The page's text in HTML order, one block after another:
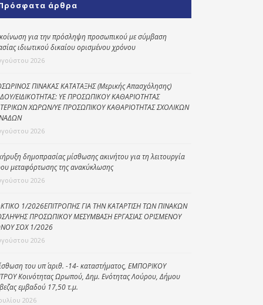
Kοινωνικό
φαρμακείο
Πρόγραμμα
“Βοήθεια στο σπίτι”
Κέντρο Ημερήσιας
Φροντίδας
άρθρα
για την πρόσληψη προσωπικού με σύμβαση
ιδιωτικού δικαίου ορισμένου χρόνου
2026
ΠΙΝΑΚΑΣ ΚΑΤΑΤΑΞΗΣ (Μερικής Απασχόλησης)
ΕΙΔΙΚΟΤΗΤΑΣ: ΥΕ ΠΡΟΣΩΠΙΚΟΥ ΚΑΘΑΡΙΟΤΗΤΑΣ
ΧΩΡΩΝ/ΥΕ ΠΡΟΣΩΠΙΚΟΥ ΚΑΘΑΡΙΟΤΗΤΑΣ ΣΧΟΛΙΚΩΝ
2026
δημοπρασίας μίσθωσης ακινήτου για τη λειτουργία
μεταφόρτωσης της ανακύκλωσης
2026
1/2026ΕΠΙΤΡΟΠΗΣ ΓΙΑ ΤΗΝ ΚΑΤΑΡΤΙΣΗ ΤΩΝ ΠΙΝΑΚΩΝ
ΠΡΟΣΩΠΙΚΟΥ ΜΕΣΥΜΒΑΣΗ ΕΡΓΑΣΙΑΣ ΟΡΙΣΜΕΝΟΥ
ΣΟΧ 1/2026
2026
του υπ΄ αριθ. -14- καταστήματος, ΕΜΠΟΡΙΚΟΥ
Κοινότητας Ωρωπού, Δημ. Ενότητας Λούρου, Δήμου
εμβαδού 17,50 τ.μ.
2026